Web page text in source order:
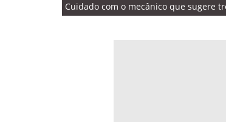
Cuidado com o mecânico que sugere